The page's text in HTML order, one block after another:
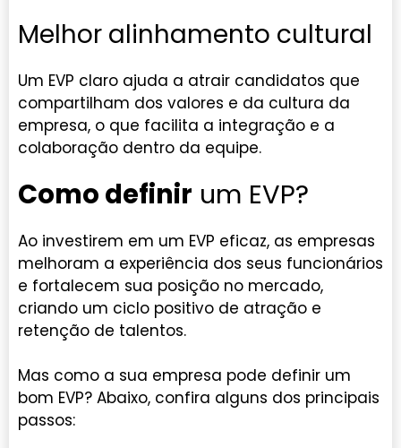
Melhor alinhamento cultural
Um EVP claro ajuda a atrair candidatos que
compartilham dos valores e da cultura da
empresa, o que facilita a integração e a
colaboração dentro da equipe.
Como definir um EVP?
Ao investirem em um EVP eficaz, as empresas
melhoram a experiência dos seus funcionários
e fortalecem sua posição no mercado,
criando um ciclo positivo de atração e
retenção de talentos.
Mas como a sua empresa pode definir um
bom EVP? Abaixo, confira alguns dos principais
passos: